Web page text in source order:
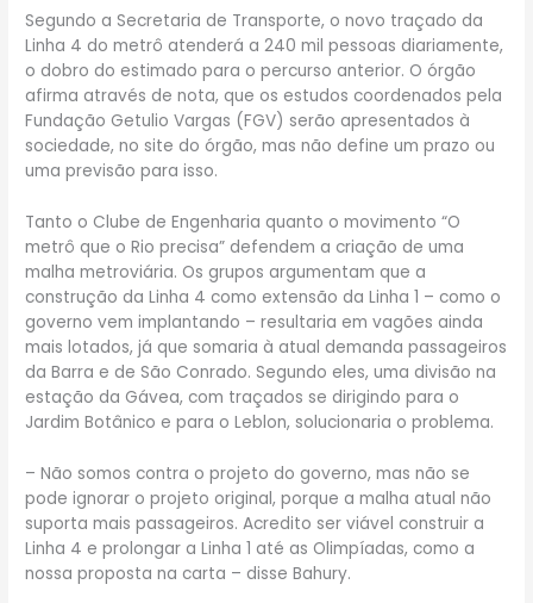
Segundo a Secretaria de Transporte, o novo traçado da
Linha 4 do metrô atenderá a 240 mil pessoas diariamente,
o dobro do estimado para o percurso anterior. O órgão
afirma através de nota, que os estudos coordenados pela
Fundação Getulio Vargas (FGV) serão apresentados à
sociedade, no site do órgão, mas não define um prazo ou
uma previsão para isso.
Tanto o Clube de Engenharia quanto o movimento “O
metrô que o Rio precisa” defendem a criação de uma
malha metroviária. Os grupos argumentam que a
construção da Linha 4 como extensão da Linha 1 – como o
governo vem implantando – resultaria em vagões ainda
mais lotados, já que somaria à atual demanda passageiros
da Barra e de São Conrado. Segundo eles, uma divisão na
estação da Gávea, com traçados se dirigindo para o
Jardim Botânico e para o Leblon, solucionaria o problema.
– Não somos contra o projeto do governo, mas não se
pode ignorar o projeto original, porque a malha atual não
suporta mais passageiros. Acredito ser viável construir a
Linha 4 e prolongar a Linha 1 até as Olimpíadas, como a
nossa proposta na carta – disse Bahury.